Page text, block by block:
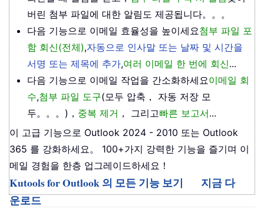
버린 첨부 파일에 대한 알림도 제공됩니다。。。
다음 기능으로 이메일 효율성을 높이세요첨부 파일 포
함 회신(전체),자동으로 인사말 또는 날짜 및 시간을
서명 또는 제목에 추가,여러 이메일 한 번에 회신...
다음 기능으로 이메일 작업을 간소화하세요이메일 회
수,첨부 파일 도구(모두 압축， 자동 저장 모
두。。。)， 중복 제거 ， 그리고빠른 보고서...
이 고급 기능으로 Outlook 2024 - 2010 또는 Outlook
365 를 강화하세요。 100+가지 강력한 기능을 즐기며 이
메일 경험을 한층 업그레이드하세요！
Kutools for Outlook 의 모든 기능 보기
지금 다
운로드